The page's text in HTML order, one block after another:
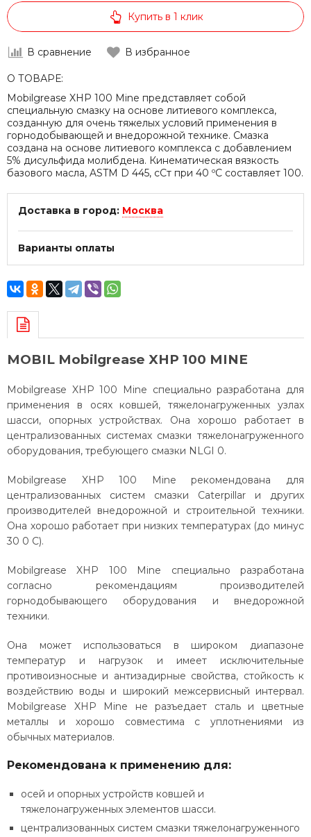
Купить в 1 клик
В сравнение В избранное
О ТОВАРЕ:
Mobilgrease XHP 100 Mine представляет собой
специальную смазку на основе литиевого комплекса,
созданную для очень тяжелых условий применения в
горнодобывающей и внедорожной технике. Смазка
создана на основе литиевого комплекса с добавлением
5% дисульфида молибдена. Кинематическая вязкость
базового масла, ASTM D 445, сСт при 40 ºC составляет 100.
Доставка в город: Москва
Варианты оплаты
MOBIL Mobilgrease XHP 100 MINE
Mobilgrease XHP 100 Mine специально разработана для
применения в осях ковшей, тяжелонагруженных узлах
шасси, опорных устройствах. Она хорошо работает в
централизованных системах смазки тяжелонагруженного
оборудования, требующего смазки NLGI 0.
Mobilgrease XHP 100 Mine рекомендована для
централизованных систем смазки Caterpillar и других
производителей внедорожной и строительной техники.
Она хорошо работает при низких температурах (до минус
30 0 С).
Mobilgrease XHP 100 Mine специально разработана
согласно рекомендациям производителей
горнодобывающего оборудования и внедорожной
техники.
Она может использоваться в широком диапазоне
температур и нагрузок и имеет исключительные
противоизносные и антизадирные свойства, стойкость к
воздействию воды и широкий межсервисный интервал.
Mobilgrease XHP Mine не разъедает сталь и цветные
металлы и хорошо совместима с уплотнениями из
обычных материалов.
Рекомендована к применению для:
осей и опорных устройств ковшей и
тяжелонагруженных элементов шасси.
централизованных систем смазки тяжелонагруженного